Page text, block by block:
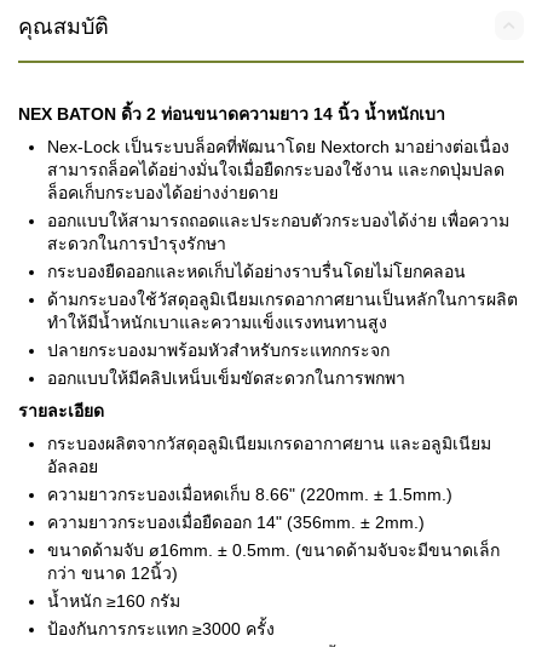
คุณสมบัติ
NEX BATON ดิ้ว 2 ท่อนขนาดความยาว 14 นิ้ว น้ำหนักเบา
Nex-Lock เป็นระบบล็อคที่พัฒนาโดย Nextorch มาอย่างต่อเนื่อง
สามารถล็อคได้อย่างมั่นใจเมื่อยืดกระบองใช้งาน และกดปุ่มปลด
ล็อคเก็บกระบองได้อย่างง่ายดาย
ออกแบบให้สามารถถอดและประกอบตัวกระบองได้ง่าย เพื่อความ
สะดวกในการบำรุงรักษา
กระบองยืดออกและหดเก็บได้อย่างราบรื่นโดยไม่โยกคลอน
ด้ามกระบองใช้วัสดุอลูมิเนียมเกรดอากาศยานเป็นหลักในการผลิต
ทำให้มีน้ำหนักเบาและความแข็งแรงทนทานสูง
ปลายกระบองมาพร้อมหัวสำหรับกระแทกกระจก
ออกแบบให้มีคลิปเหน็บเข็มขัดสะดวกในการพกพา
รายละเอียด
กระบองผลิตจากวัสดุอลูมิเนียมเกรดอากาศยาน และอลูมิเนียม
อัลลอย
ความยาวกระบองเมื่อหดเก็บ 8.66" (220mm. ± 1.5mm.)
ความยาวกระบองเมื่อยืดออก 14" (356mm. ± 2mm.)
ขนาดด้ามจับ ø16mm. ± 0.5mm. (ขนาดด้ามจับจะมีขนาดเล็ก
กว่า ขนาด 12นิ้ว)
น้ำหนัก ≥160 กรัม
ป้องกันการกระแทก ≥3000 ครั้ง